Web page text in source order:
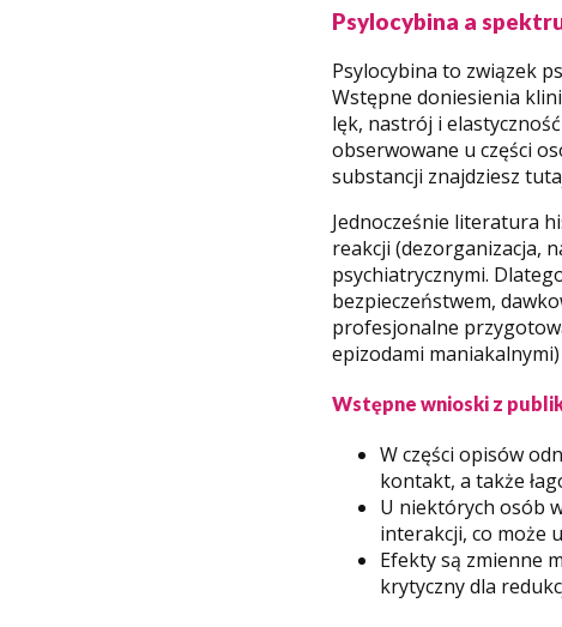
Psylocybina a
Psylocybina to związek
Wstępne doniesienia
lęk, nastrój i
obserwowane u części
substancji znajdziesz
Jednocześnie literatura
reakcji (dezorganizacja,
psychiatrycznymi.
bezpieczeństwem,
profesjonalne
epizodami
Wstępne wnioski z
W części opisów
kontakt, a także
U niektórych osób
interakcji, co może
Efekty są zmienne
krytyczny dla